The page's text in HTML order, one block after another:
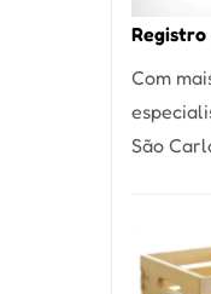
Registro
Com
São